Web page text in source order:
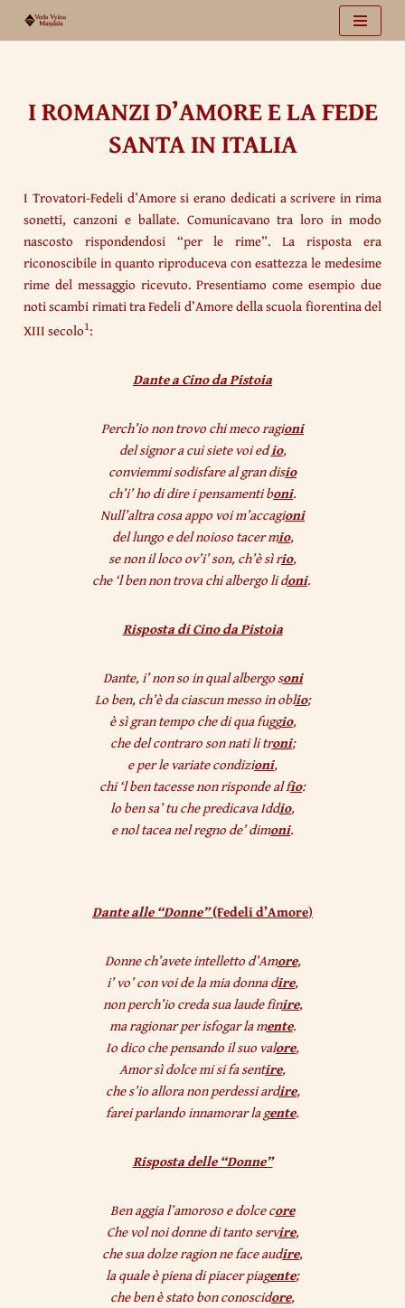
I ROMANZI D’AMORE E LA FEDE
SANTA IN ITALIA
I Trovatori-Fedeli d’Amore si erano dedicati a scrivere in rima
sonetti, canzoni e ballate. Comunicavano tra loro in modo
nascosto rispondendosi “per le rime”. La risposta era
riconoscibile in quanto riproduceva con esattezza le medesime
rime del messaggio ricevuto. Presentiamo come esempio due
noti scambi rimati tra Fedeli d’Amore della scuola fiorentina del
XIII secolo1:
Dante a Cino da Pistoia
Perch’io non trovo chi meco ragioni
del signor a cui siete voi edio,
conviemmi sodisfare al gran disio
ch’i’ ho di dire i pensamenti boni.
Null’altra cosa appo voi m’accagioni
del lungo e del noioso tacer mio,
se non il loco ov’i’ son, ch’è sì rio,
che ‘l ben non trova chi albergo li doni.
Risposta di Cino da Pistoia
Dante, i’ non so in qual albergo soni
Lo ben, ch’è da ciascun messo in oblio;
è sì gran tempo che di qua fuggio,
che del contraro son nati li troni;
e per le variate condizioni,
chi ‘l ben tacesse non risponde al fio:
lo ben sa’ tu che predicava Iddio,
e nol tacea nel regno de’ dimoni.
Dante alle “Donne”(Fedeli d’Amore)
Donne ch’avete intelletto d’Amore,
i’ vo’ con voi de la mia donna dire,
non perch’io creda sua laude finire,
ma ragionar per isfogar la mente.
Io dico che pensando il suo valore,
Amor sì dolce mi si fa sentire,
che s’io allora non perdessi ardire,
farei parlando innamorar la gente.
Risposta delle “Donne”
Ben aggia l’amoroso e dolce core
Che vol noi donne di tanto servire,
che sua dolze ragion ne face audire,
la quale è piena di piacer piagente;
che ben è stato bon conoscidore,